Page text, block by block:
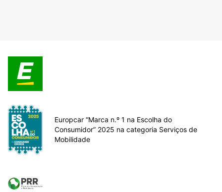
Europcar “Marca n.º 1 na Escolha do
Consumidor” 2025 na categoria Serviços de
Mobilidade